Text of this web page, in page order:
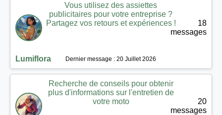
Vous utilisez des assiettes
publicitaires pour votre entreprise ?
Partagez vos retours et expériences !
Lumiflora
18
messages
Dernier message : 20 Juillet 2026
Recherche de conseils pour obtenir
plus d'informations sur l'entretien de
votre moto
20
messages